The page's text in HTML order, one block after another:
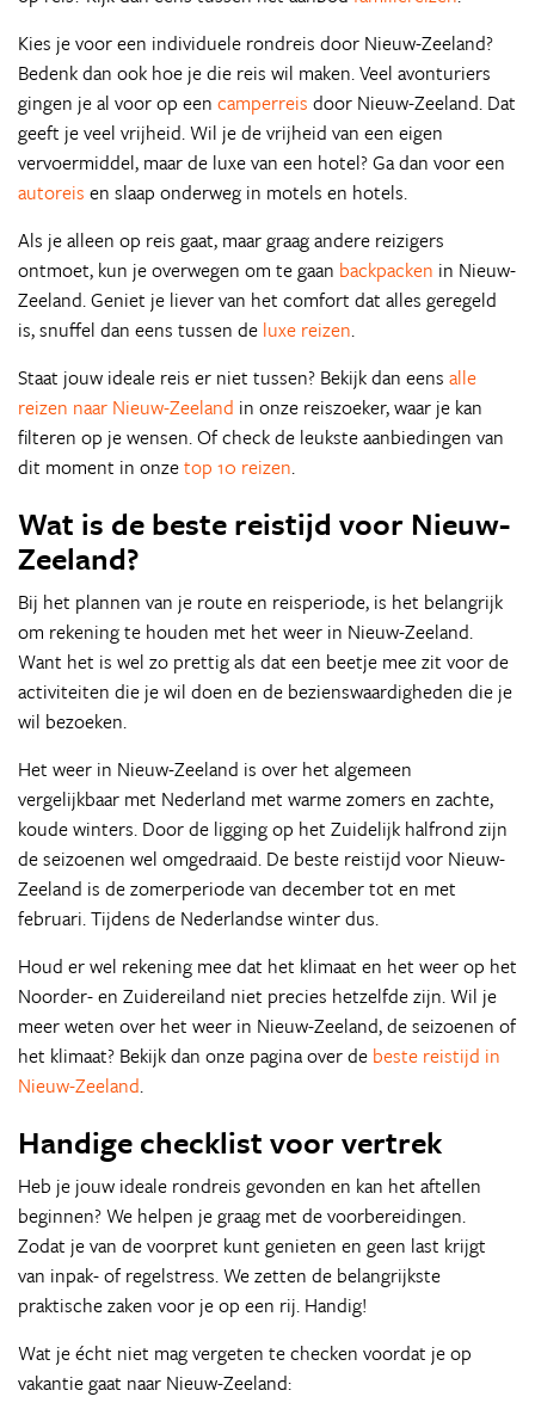
Kies je voor een individuele rondreis door Nieuw-Zeeland?
Bedenk dan ook hoe je die reis wil maken. Veel avonturiers
gingen je al voor op een camperreis door Nieuw-Zeeland. Dat
geeft je veel vrijheid. Wil je de vrijheid van een eigen
vervoermiddel, maar de luxe van een hotel? Ga dan voor een
autoreis en slaap onderweg in motels en hotels.
Als je alleen op reis gaat, maar graag andere reizigers
ontmoet, kun je overwegen om te gaan backpacken in Nieuw-
Zeeland. Geniet je liever van het comfort dat alles geregeld
is, snuffel dan eens tussen de luxe reizen.
Staat jouw ideale reis er niet tussen? Bekijk dan eens alle
reizen naar Nieuw-Zeeland in onze reiszoeker, waar je kan
filteren op je wensen. Of check de leukste aanbiedingen van
dit moment in onzetop 10 reizen.
Wat is de beste reistijd voor Nieuw-
Zeeland?
Bij het plannen van je route en reisperiode, is het belangrijk
om rekening te houden met het weer in Nieuw-Zeeland.
Want het is wel zo prettig als dat een beetje mee zit voor de
activiteiten die je wil doen en de bezienswaardigheden die je
wil bezoeken.
Het weer in Nieuw-Zeeland is over het algemeen
vergelijkbaar met Nederland met warme zomers en zachte,
koude winters. Door de ligging op het Zuidelijk halfrond zijn
de seizoenen wel omgedraaid. De beste reistijd voor Nieuw-
Zeeland is de zomerperiode van december tot en met
februari. Tijdens de Nederlandse winter dus.
Houd er wel rekening mee dat het klimaat en het weer op het
Noorder- en Zuidereiland niet precies hetzelfde zijn. Wil je
meer weten over het weer in Nieuw-Zeeland, de seizoenen of
het klimaat? Bekijk dan onze pagina over de beste reistijd in
Nieuw-Zeeland.
Handige checklist voor vertrek
Heb je jouw ideale rondreis gevonden en kan het aftellen
beginnen? We helpen je graag met de voorbereidingen.
Zodat je van de voorpret kunt genieten en geen last krijgt
van inpak- of regelstress. We zetten de belangrijkste
praktische zaken voor je op een rij. Handig!
Wat je écht niet mag vergeten te checken voordat je op
vakantie gaat naar Nieuw-Zeeland: